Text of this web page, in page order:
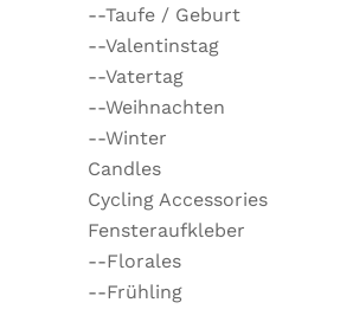
--Taufe / Geburt
--Valentinstag
--Vatertag
--Weihnachten
--Winter
Candles
Cycling Accessories
Fensteraufkleber
--Florales
--Frühling